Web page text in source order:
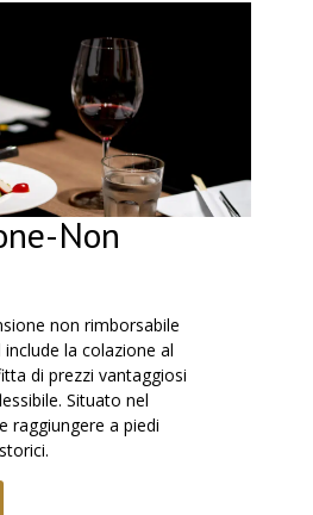
Non
non rimborsabile
la colazione al
di prezzi vantaggiosi
Situato nel
raggiungere a piedi